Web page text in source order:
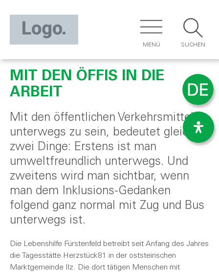
MENÜ SUCHEN
MIT DEN ÖFFIS IN DIE
ARBEIT
Mit den öffentlichen Verkehrsmitteln
unterwegs zu sein, bedeutet gleich
zwei Dinge: Erstens ist man
umweltfreundlich unterwegs. Und
zweitens wird man sichtbar, wenn
man dem Inklusions-Gedanken
folgend ganz normal mit Zug und Bus
unterwegs ist.
Die Lebenshilfe Fürstenfeld betreibt seit Anfang des Jahres
die Tagesstätte Herzstück81 in der oststeirischen
Marktgemeinde Ilz. Die dort tätigen Menschen mit